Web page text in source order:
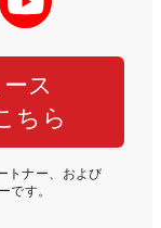
ス
ちら
トナー、および
です。